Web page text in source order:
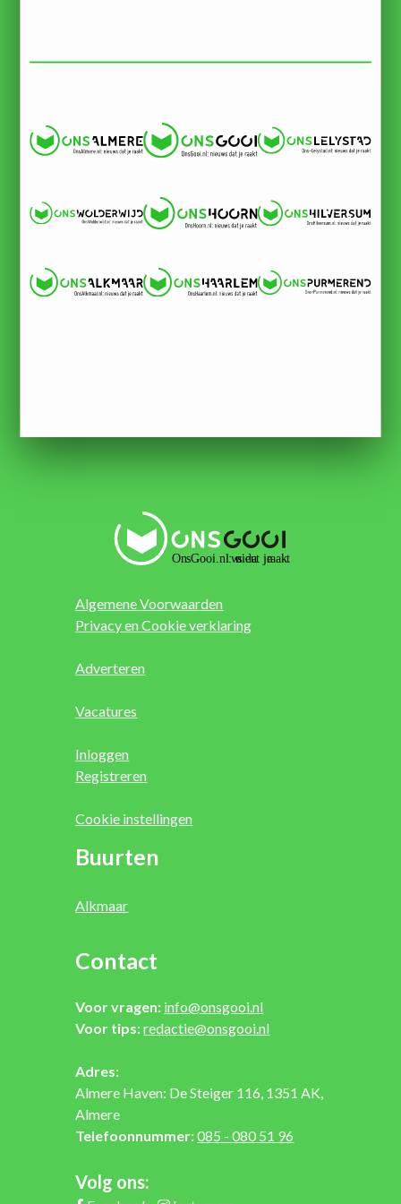
Algemene Voorwaarden
Privacy en Cookie verklaring
Adverteren
Vacatures
Inloggen
Registreren
Cookie instellingen
Buurten
Alkmaar
Contact
Voor vragen: info@onsgooi.nl
Voor tips:redactie@onsgooi.nl
Adres:
Almere Haven: De Steiger 116, 1351 AK,
Almere
Telefoonnummer:085 - 080 51 96
Volg ons: